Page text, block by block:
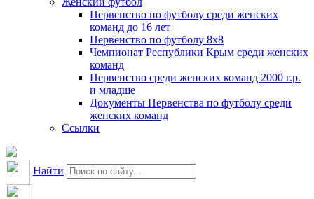
Первенство по футболу среди женских
команд до 16 лет
Первенство по футболу 8х8
Чемпионат Республики Крым среди женских
команд
Первенство среди женских команд 2000 г.р.
и младше
Документы Первенства по футболу среди
женских команд
Ссылки
Найти